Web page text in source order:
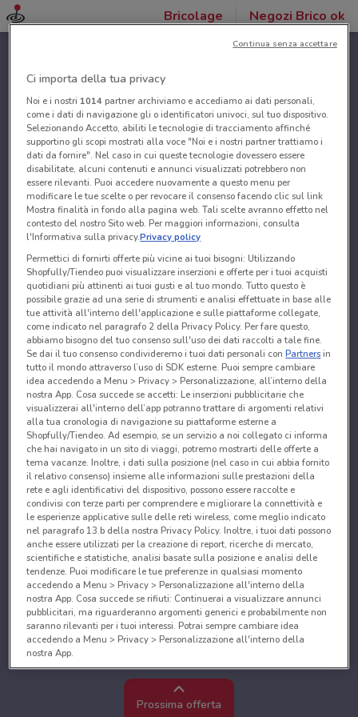
Bricolage Negozi Brico ok
Prossima offerta
Ci importa della tua privacy
Noi e i nostri 1014partner archiviamo e accediamo ai dati personali,
come i dati di navigazione gli o identificatori univoci, sul tuo dispositivo.
Selezionando Accetto, abiliti le tecnologie di tracciamento affinché
supportino gli scopi mostrati alla voce "Noi e i nostri partner trattiamo i
dati da fornire". Nel caso in cui queste tecnologie dovessero essere
disabilitate, alcuni contenuti e annunci visualizzati potrebbero non
essere rilevanti. Puoi accedere nuovamente a questo menu per
modificare le tue scelte o per revocare il consenso facendo clic sul link
Mostra finalità in fondo alla pagina web. Tali scelte avranno effetto nel
contesto del nostro Sito web. Per maggiori informazioni, consulta
l'Informativa sulla privacy.Privacy policy
Permettici di fornirti offerte più vicine ai tuoi bisogni: Utilizzando
Shopfully/Tiendeo puoi visualizzare inserzioni e offerte per i tuoi acquisti
quotidiani più attinenti ai tuoi gusti e al tuo mondo. Tutto questo è
possibile grazie ad una serie di strumenti e analisi effettuate in base alle
tue attività all'interno dell'applicazione e sulle piattaforme collegate,
come indicato nel paragrafo 2 della Privacy Policy. Per fare questo,
abbiamo bisogno del tuo consenso sull'uso dei dati raccolti a tale fine.
Se dai il tuo consenso condivideremo i tuoi dati personali conPartnersin
tutto il mondo attraverso l’uso di SDK esterne. Puoi sempre cambiare
idea accedendo a Menu > Privacy > Personalizzazione, all’interno della
nostra App. Cosa succede se accetti: Le inserzioni pubblicitarie che
visualizzerai all'interno dell’app potranno trattare di argomenti relativi
alla tua cronologia di navigazione su piattaforme esterne a
Shopfully/Tiendeo. Ad esempio, se un servizio a noi collegato ci informa
che hai navigato in un sito di viaggi, potremo mostrarti delle offerte a
tema vacanze. Inoltre, i dati sulla posizione (nel caso in cui abbia fornito
il relativo consenso) insieme alle informazioni sulle prestazioni della
rete e agli identificativi del dispositivo, possono essere raccolte e
condivisi con terze parti per comprendere e migliorare la connettività e
le esperienze applicative sulle delle reti wireless, come meglio indicato
nel paragrafo 13.b della nostra Privacy Policy. Inoltre, i tuoi dati possono
anche essere utilizzati per la creazione di report, ricerche di mercato,
scientifiche e statistiche, analisi basate sulla posizione e analisi delle
tendenze. Puoi modificare le tue preferenze in qualsiasi momento
accedendo a Menu > Privacy > Personalizzazione all'interno della
nostra App. Cosa succede se rifiuti: Continuerai a visualizzare annunci
pubblicitari, ma riguarderanno argomenti generici e probabilmente non
saranno rilevanti per i tuoi interessi. Potrai sempre cambiare idea
accedendo a Menu > Privacy > Personalizzazione all'interno della
nostra App.
Noi e i nostri partner trattiamo i dati per fornire:
Utilizzare dati di geolocalizzazione precisi. Scansione attiva delle
caratteristiche del dispositivo ai fini dell’identificazione. Archiviare
Continua senza accettare